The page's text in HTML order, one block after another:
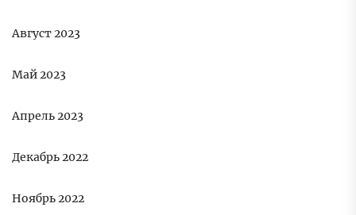
Август 2023
Май 2023
Апрель 2023
Декабрь 2022
Ноябрь 2022